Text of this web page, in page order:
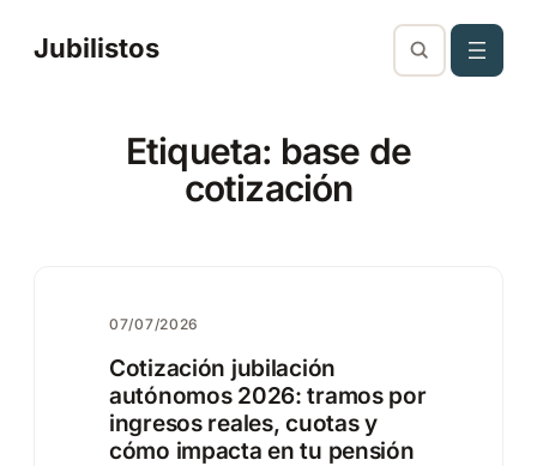
Jubilistos
Etiqueta: base de
cotización
07/07/2026
Cotización jubilación
autónomos 2026: tramos por
ingresos reales, cuotas y
cómo impacta en tu pensión